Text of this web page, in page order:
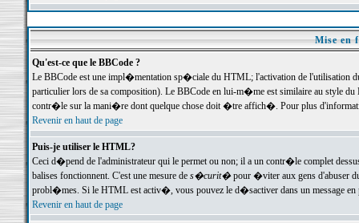
Mise en
Qu'est-ce que le BBCode ?
Le BBCode est une impl�mentation sp�ciale du HTML; l'activation de l'utilisation
particulier lors de sa composition). Le BBCode en lui-m�me est similaire au style
contr�le sur la mani�re dont quelque chose doit �tre affich�. Pour plus
Revenir en haut de page
Puis-je utiliser le HTML?
Ceci d�pend de l'administrateur qui le permet ou non; il a un contr�le complet
balises fonctionnent. C'est une mesure de s�curit�pour �viter aux gens d'abuser
probl�mes. Si le HTML est activ�, vous pouvez le d�sactiver dans un message en
Revenir en haut de page